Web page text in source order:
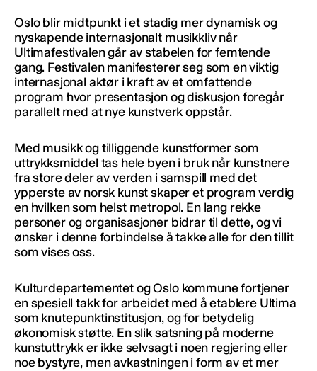
Oslo blir midtpunkt i et stadig mer dynamisk og
nyskapende internasjonalt musikkliv når
Ultimafestivalen går av stabelen for femtende
gang. Festivalen manifesterer seg som en viktig
internasjonal aktør i kraft av et omfattende
program hvor presentasjon og diskusjon foregår
parallelt med at nye kunstverk oppstår.
Med musikk og tilliggende kunstformer som
uttrykksmiddel tas hele byen i bruk når kunstnere
fra store deler av verden i samspill med det
ypperste av norsk kunst skaper et program verdig
en hvilken som helst metropol. En lang rekke
personer og organisasjoner bidrar til dette, og vi
ønsker i denne forbindelse å takke alle for den tillit
som vises oss.
Kulturdepartementet og Oslo kommune fortjener
en spesiell takk for arbeidet med å etablere Ultima
som knutepunktinstitusjon, og for betydelig
økonomisk støtte. En slik satsning på moderne
kunstuttrykk er ikke selvsagt i noen regjering eller
noe bystyre, men avkastningen i form av et mer